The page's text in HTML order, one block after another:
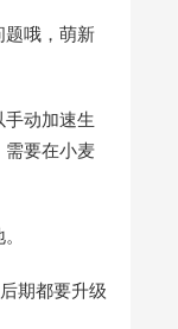
哦，萌新
动加速生
需要在小麦
期都要升级